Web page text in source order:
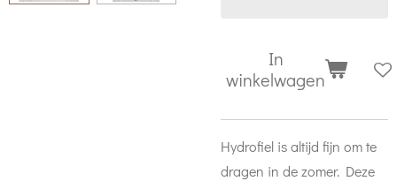
In
winkelwagen
Hydrofiel is altijd fijn om te
dragen in de zomer. Deze